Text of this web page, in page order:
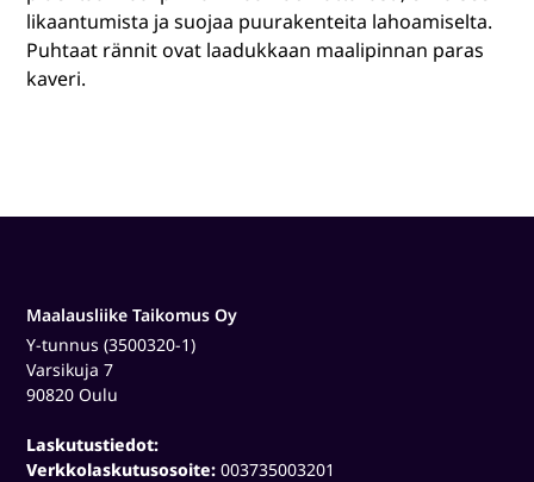
likaantumista ja suojaa puurakenteita lahoamiselta.
Puhtaat rännit ovat laadukkaan maalipinnan paras
kaveri.
Maalausliike Taikomus Oy
Y-tunnus (3500320-1)
Varsikuja 7
90820 Oulu
Laskutustiedot:
Verkkolaskutusosoite:003735003201